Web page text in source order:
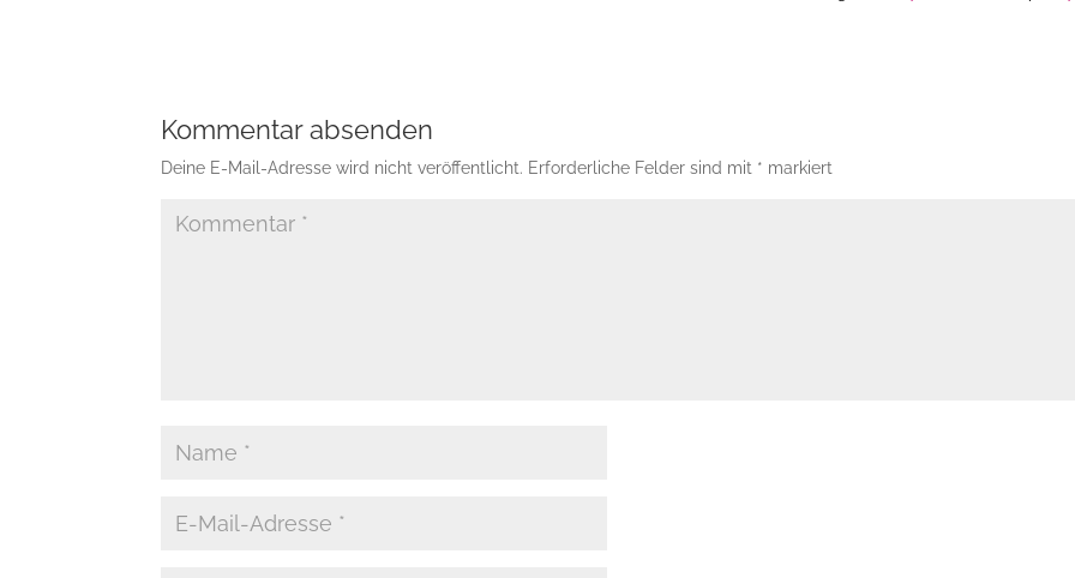
Kommentar absenden
Deine E-Mail-Adresse wird nicht veröffentlicht. Erforderliche Felder sind mit * markiert